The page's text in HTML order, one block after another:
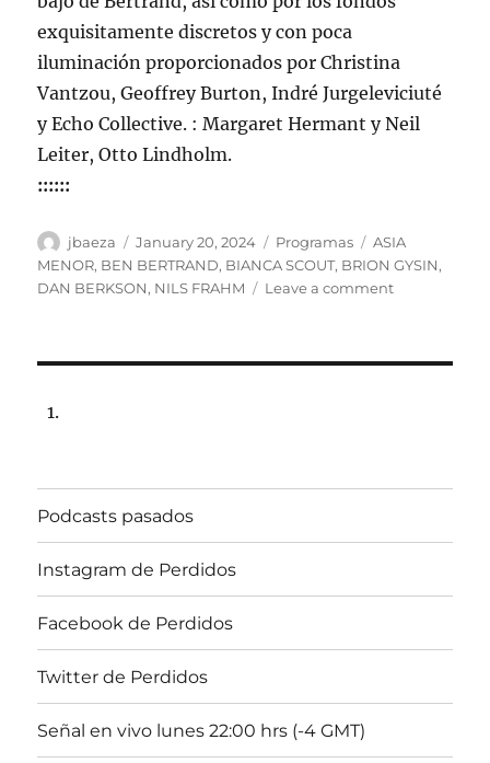
exquisitamente discretos y con poca
iluminación proporcionados por Christina
Vantzou, Geoffrey Burton, Indré Jurgeleviciuté
y Echo Collective. : Margaret Hermant y Neil
Leiter, Otto Lindholm.
::::::
Author
jbaeza
Posted
on
January 20, 2024 Categories
Programas Tags
ASIA
MENOR, BEN BERTRAND, BIANCA SCOUT, BRION GYSIN,
DAN BERKSON, NILS FRAHM Leave a commenton
hrs
Radio
Podcasts pasados
Instagram de Perdidos
Facebook de Perdidos
Twitter de Perdidos
Señal en vivo lunes 22:00 hrs (-4 GMT)